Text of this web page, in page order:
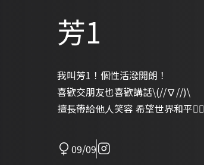
芳1
我叫芳1！個性活潑開朗！
喜歡交朋友也喜歡講話\(//∇//)\
擅長帶給他人笑容 希望世界和平✌🏻
09/09